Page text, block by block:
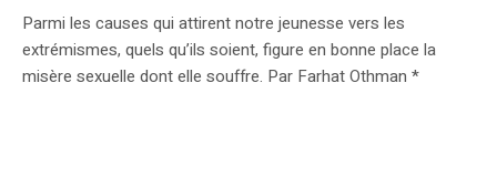
Parmi les causes qui attirent notre jeunesse vers les
extrémismes, quels qu’ils soient, figure en bonne place la
misère sexuelle dont elle souffre. Par Farhat Othman *